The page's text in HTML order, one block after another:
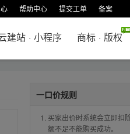
帮助中心 提交工单 备案
建站 · 小程序 商标 · 版权
一口价规则
买家出价时系统会立即扣
额不足不能购买成功。